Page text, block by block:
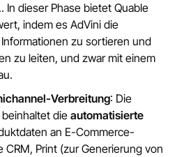
In dieser Phase bietet Quable
indem es AdVini die
zu sortieren und
zu leiten, und zwar mit einem
Verbreitung: Die
die automatisierte
an E-Commerce-
CRM, Print (zur Generierung von